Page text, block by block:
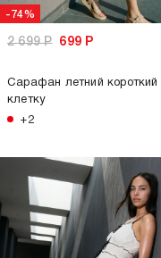
-74%
2 699Р 699 Р
Сарафан летний короткий
клетку
+2